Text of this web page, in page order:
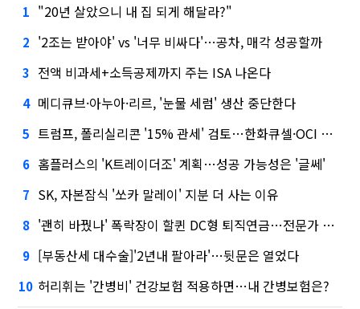
1 "20년 살았으니 내 집 되게 해달라?"
2 '2조는 받아야' vs '너무 비싸다'…공차, 매각 성공할까
3 전액 비과세+소득공제까지 주는 ISA 나온다
4 메디큐브·아누아·리르, '눈물 세럼' 생산 중단한다
5 트럼프, 폴리실리콘 '15% 관세' 검토…한화큐셀·OCI 영향은?
6 홈플러스의 'K트레이더조' 계획…성공 가능성은 '글쎄'
7 SK, 자본잠식 '쏘카 말레이' 지분 더 사는 이유
8 '괜히 바꿨나' 폭락장이 할퀸 DC형 퇴직연금…전문가 조언은
9 [부동산세 대수술]'2년내 팔아라'…뒷문은 열었다
10 허리휘는 '간병비' 건강보험 적용하면…내 간병보험은?